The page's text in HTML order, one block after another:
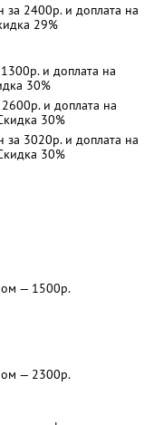
2400р. и доплата на
29%
и доплата на
30%
и доплата на
30%
3020р. и доплата на
30%
— 1500р.
— 2300р.